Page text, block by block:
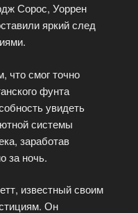
Сорос, Уоррен
яркий след
что смог точно
фунта
увидеть
системы
заработав
за ночь.
известный своим
Он